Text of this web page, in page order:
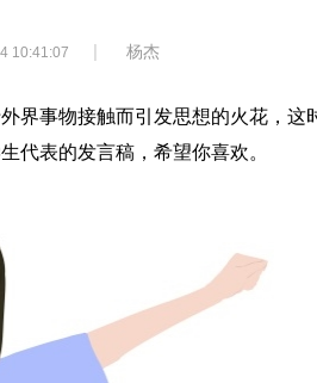
10:41:07 | 杨杰
界事物接触而引发思想的火花，这
代表的发言稿，希望你喜欢。